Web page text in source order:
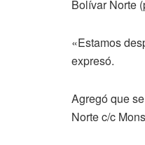
Bolívar Norte
«Estamos
expresó.
Agregó que
Norte c/c